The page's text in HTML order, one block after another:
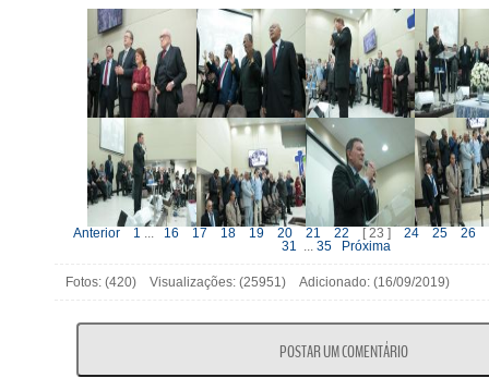
Anterior 1 ... 16 17 18 19 20 21 22 [ 23 ] 24 25
26
31 ... 35 Próxima
Fotos: (420) Visualizações: (25951) Adicionado: (16/09/2019)